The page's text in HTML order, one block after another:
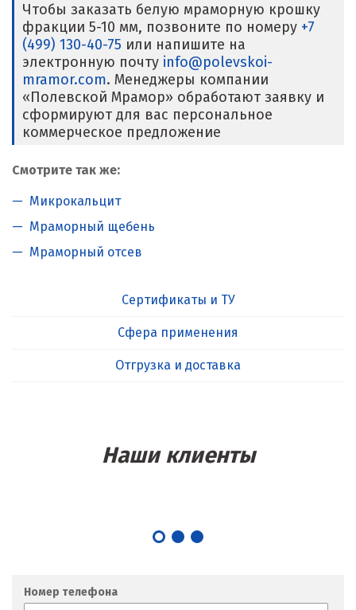
Чтобы заказать белую мраморную крошку
фракции 5-10 мм, позвоните по номеру +7
(499) 130-40-75 или напишите на
электронную почту info@polevskoi-
mramor.com. Менеджеры компании
«Полевской Мрамор» обработают заявку и
сформируют для вас персональное
коммерческое предложение
Смотрите так же:
Микрокальцит
Мраморный щебень
Мраморный отсев
Сертификаты и ТУ
Сфера применения
Отгрузка и доставка
Наши клиенты
Номер телефона